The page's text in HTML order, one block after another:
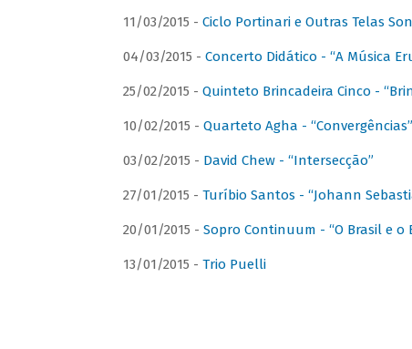
11/03/2015 - Ciclo Portinari e Outras Telas
04/03/2015 - Concerto Didático - “A Música
25/02/2015 - Quinteto Brincadeira Cinco -
10/02/2015 - Quarteto Agha - “Convergências”
03/02/2015 - David Chew - “Intersecção”
27/01/2015 - Turíbio Santos - “Johann
20/01/2015 - Sopro Continuum - “O Brasil e o
13/01/2015 - Trio Puelli